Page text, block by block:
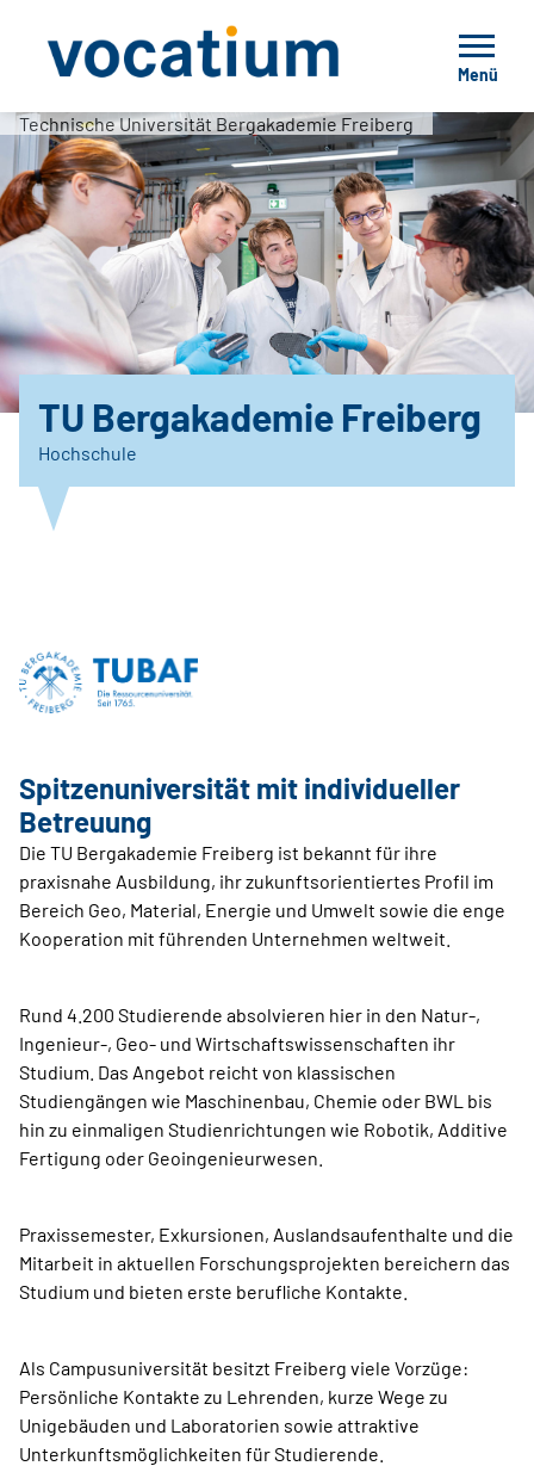
Menü
Technische Universität Bergakademie Freiberg
TU Bergakademie Freiberg
Hochschule
Spitzenuniversität mit individueller
Betreuung
Die TU Bergakademie Freiberg ist bekannt für ihre
praxisnahe Ausbildung, ihr zukunftsorientiertes Profil im
Bereich Geo, Material, Energie und Umwelt sowie die enge
Kooperation mit führenden Unternehmen weltweit.
Rund 4.200 Studierende absolvieren hier in den Natur-,
Ingenieur-, Geo- und Wirtschaftswissenschaften ihr
Studium. Das Angebot reicht von klassischen
Studiengängen wie Maschinenbau, Chemie oder BWL bis
hin zu einmaligen Studienrichtungen wie Robotik, Additive
Fertigung oder Geoingenieurwesen.
Praxissemester, Exkursionen, Auslandsaufenthalte und die
Mitarbeit in aktuellen Forschungsprojekten bereichern das
Studium und bieten erste berufliche Kontakte.
Als Campusuniversität besitzt Freiberg viele Vorzüge:
Persönliche Kontakte zu Lehrenden, kurze Wege zu
Unigebäuden und Laboratorien sowie attraktive
Unterkunftsmöglichkeiten für Studierende.